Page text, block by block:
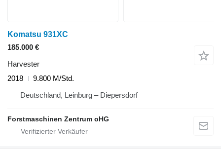
Komatsu 931XC
185.000 €
Harvester
2018
9.800 M/Std.
Deutschland, Leinburg – Diepersdorf
Forstmaschinen Zentrum oHG